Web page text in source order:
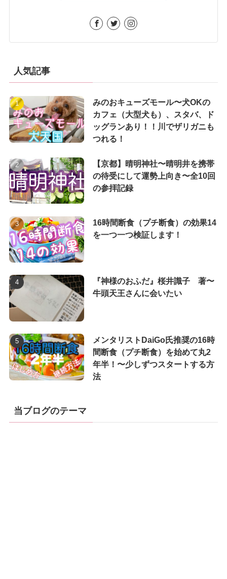
人気記事
みのおキューズモール〜犬OKの
カフェ（大型犬も）、スタバ、ド
ッグランあり！！川でザリガニも
つれる！
【京都】晴明神社〜晴明井を携帯
の待受にして運勢上向き〜全10回
の参拝記録
16時間断食（プチ断食）の効果14
を一つ一つ検証します！
『神様のおふだ』桜井識子 著〜
牛頭天王さんに会いたい
メンタリストDaiGo氏推奨の16時
間断食（プチ断食）を始めて丸2
年半！〜少しずつスタートする方
法
当ブログのテーマ